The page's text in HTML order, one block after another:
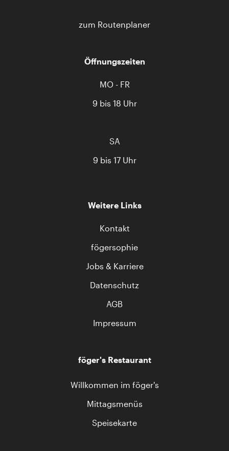
zum Routenplaner
Öffnungszeiten
MO - FR
9 bis 18 Uhr
SA
9 bis 17 Uhr
Weitere Links
Kontakt
fögersophie
Jobs & Karriere
Datenschutz
AGB
Impressum
föger's Restaurant
Willkommen im föger's
Mittagsmenüs
Speisekarte